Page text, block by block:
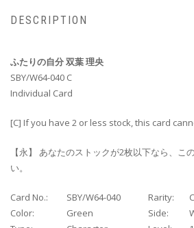
DESCRIPTION
ふたりの自分 双葉 理央
SBY/W64-040 C
Individual Card
[C] If you have 2 or less stock, this card
【永】 あなたのストックが2枚以下なら、こ
い。
Card No.: SBY/W64-040 Rarity:
C
Color:
Green Side: